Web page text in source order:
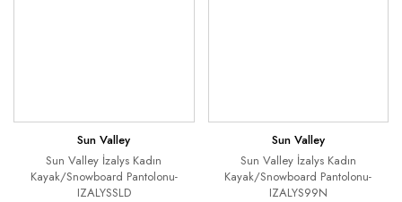
Sun Valley
Sun Valley İzalys Kadın
Kayak/Snowboard Pantolonu-
IZALYSSLD
Sun Valley
Sun Valley İzalys Kadın
Kayak/Snowboard Pantolonu-
IZALYS99N